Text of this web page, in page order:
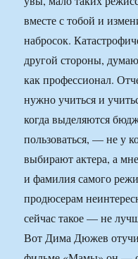
вместе с тобой и
набросок.
другой стороны,
как профессионал.
нужно учиться и
когда выделяются
пользоваться, — не у
выбирают актера, а
и фамилия самого
продюсерам
сейчас такое — не
Вот Дима Дюжев